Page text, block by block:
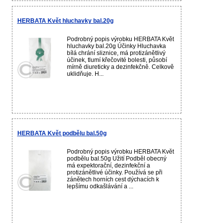
HERBATA Květ hluchavky bal.20g
Podrobný popis výrobku HERBATA Květ
hluchavky bal.20g Účinky Hluchavka
bílá chrání sliznice, má protizánětlivý
účinek, tlumí křečovité bolesti, působí
mírně diureticky a dezinfekčně. Celkově
uklidňuje. H...
HERBATA Květ podbělu bal.50g
Podrobný popis výrobku HERBATA Květ
podbělu bal.50g Užití Podběl obecný
má expektorační, dezinfekční a
protizánětlivé účinky. Používá se při
zánětech horních cest dýchacích k
lepšímu odkašlávání a ...